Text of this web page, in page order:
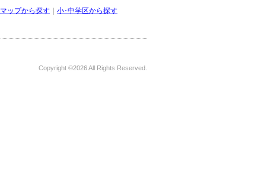
マップから探す
小･中学区から探す
Copyright ©2026 All Rights Reserved.